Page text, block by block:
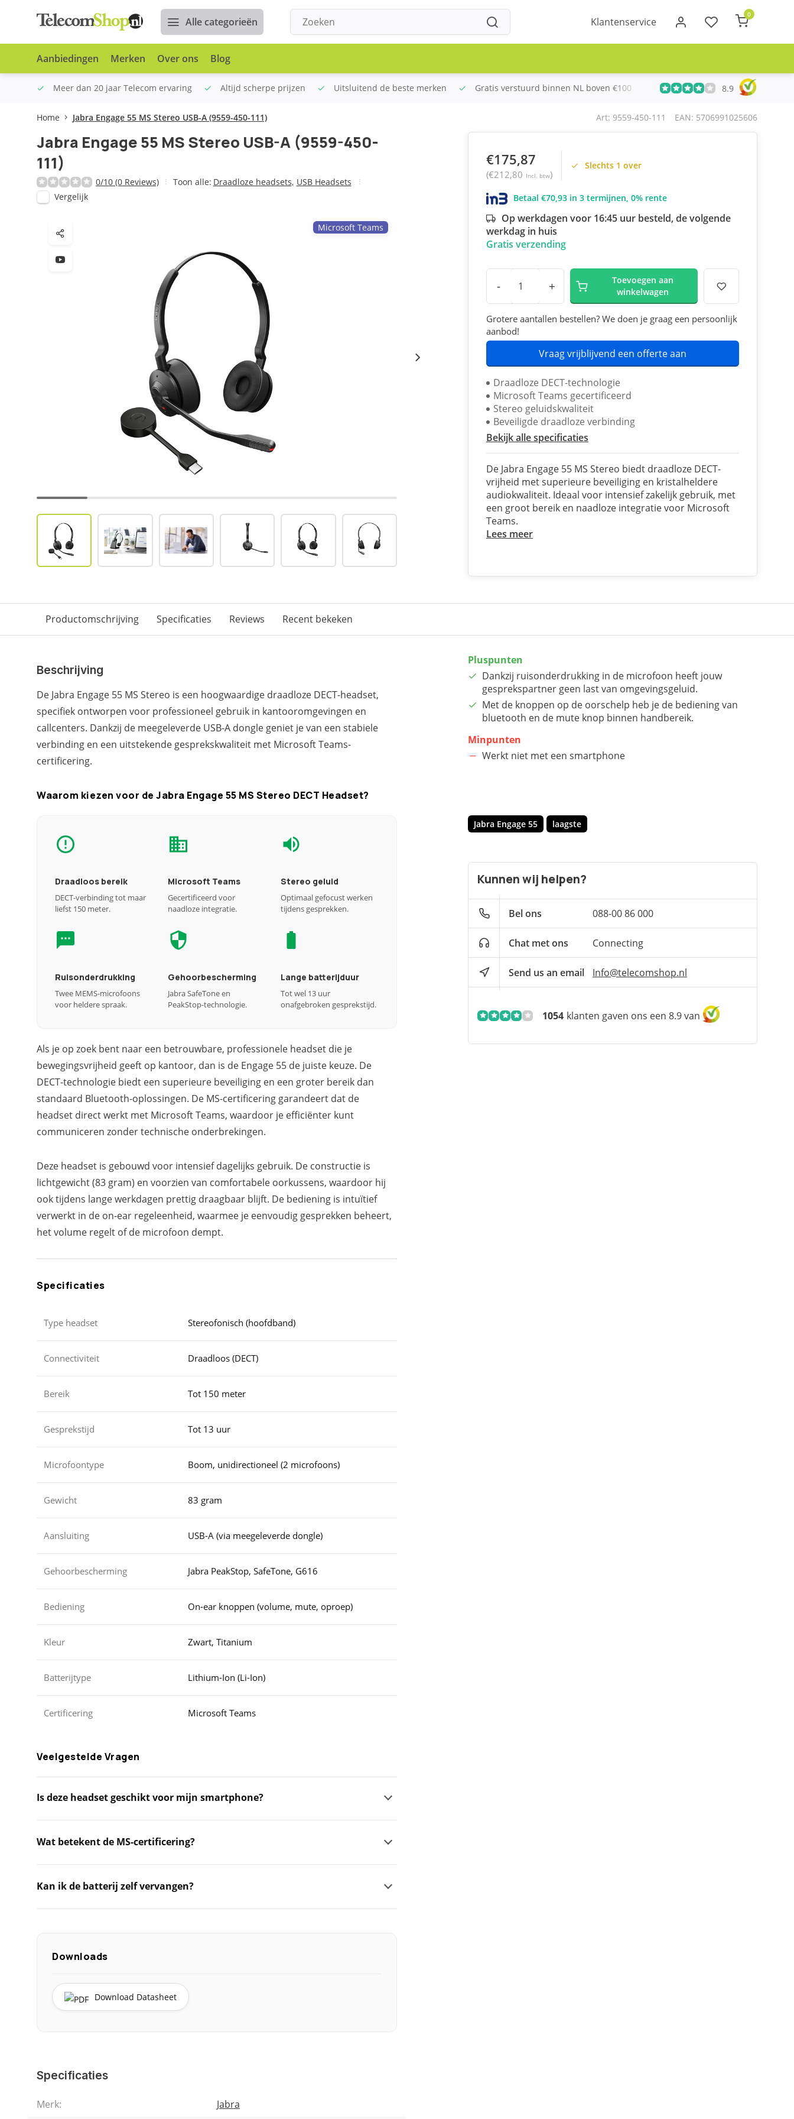
Alle categorieën Klantenservice
0
Aanbiedingen Merken Over ons Blog
Meer dan 20 jaar Telecom ervaring Altijd scherpe prijzen Uitsluitend de beste merken Gratis verstuurd binnen NL boven €100 Meer dan 20 jaar Telecom
8.9
Home Jabra Engage 55 MS Stereo USB-A (9559-450-111) Art: 9559-450-111 EAN: 5706991025606
Jabra Engage 55 MS Stereo USB-A (9559-450-
111)
0/10 (0 Reviews) Toon alle: Draadloze headsets, USB Headsets
Vergelijk
Microsoft Teams
€175,87
(€212,80 Incl. btw)
Slechts 1 over
Betaal €70,93 in 3 termijnen, 0% rente
Op werkdagen voor 16:45 uur besteld, de volgende
werkdag in huis
Gratis verzending
- +
Toevoegen aan
winkelwagen
Grotere aantallen bestellen? We doen je graag een persoonlijk
aanbod!
Vraag vrijblijvend een offerte aan
Draadloze DECT-technologie
Microsoft Teams gecertificeerd
Stereo geluidskwaliteit
Beveiligde draadloze verbinding
Bekijk alle specificaties
De Jabra Engage 55 MS Stereo biedt draadloze DECT-
vrijheid met superieure beveiliging en kristalheldere
audiokwaliteit. Ideaal voor intensief zakelijk gebruik, met
een groot bereik en naadloze integratie voor Microsoft
Teams.
Lees meer
Productomschrijving Specificaties Reviews Recent bekeken
Beschrijving
De Jabra Engage 55 MS Stereo is een hoogwaardige draadloze DECT-headset,
specifiek ontworpen voor professioneel gebruik in kantooromgevingen en
callcenters. Dankzij de meegeleverde USB-A dongle geniet je van een stabiele
verbinding en een uitstekende gesprekskwaliteit met Microsoft Teams-
certificering.
Waarom kiezen voor de Jabra Engage 55 MS Stereo DECT Headset?
Draadloos bereik
DECT-verbinding tot maar
liefst 150 meter.
Microsoft Teams
Gecertificeerd voor
naadloze integratie.
Stereo geluid
Optimaal gefocust werken
tijdens gesprekken.
Ruisonderdrukking
Twee MEMS-microfoons
voor heldere spraak.
Gehoorbescherming
Jabra SafeTone en
PeakStop-technologie.
Lange batterijduur
Tot wel 13 uur
onafgebroken gesprekstijd.
Als je op zoek bent naar een betrouwbare, professionele headset die je
bewegingsvrijheid geeft op kantoor, dan is de Engage 55 de juiste keuze. De
DECT-technologie biedt een superieure beveiliging en een groter bereik dan
standaard Bluetooth-oplossingen. De MS-certificering garandeert dat de
headset direct werkt met Microsoft Teams, waardoor je efficiënter kunt
communiceren zonder technische onderbrekingen.
Deze headset is gebouwd voor intensief dagelijks gebruik. De constructie is
lichtgewicht (83 gram) en voorzien van comfortabele oorkussens, waardoor hij
ook tijdens lange werkdagen prettig draagbaar blijft. De bediening is intuïtief
verwerkt in de on-ear regeleenheid, waarmee je eenvoudig gesprekken beheert,
het volume regelt of de microfoon dempt.
Specificaties
Type headset Stereofonisch (hoofdband)
Connectiviteit Draadloos (DECT)
Bereik Tot 150 meter
Gesprekstijd Tot 13 uur
Microfoontype Boom, unidirectioneel (2 microfoons)
Gewicht 83 gram
Aansluiting USB-A (via meegeleverde dongle)
Gehoorbescherming Jabra PeakStop, SafeTone, G616
Bediening On-ear knoppen (volume, mute, oproep)
Kleur Zwart, Titanium
Batterijtype Lithium-Ion (Li-Ion)
Certificering Microsoft Teams
Veelgestelde Vragen
Is deze headset geschikt voor mijn smartphone?
Wat betekent de MS-certificering?
Kan ik de batterij zelf vervangen?
Downloads
Download Datasheet
Specificaties
Merk: Jabra
Pluspunten
Dankzij ruisonderdrukking in de microfoon heeft jouw
gesprekspartner geen last van omgevingsgeluid.
Met de knoppen op de oorschelp heb je de bediening van
bluetooth en de mute knop binnen handbereik.
Minpunten
Werkt niet met een smartphone
Jabra Engage 55 laagste
Kunnen wij helpen?
Bel ons 088-00 86 000
Chat met ons Connecting
Send us an email Info@telecomshop.nl
1054 klanten gaven ons een 8.9 van